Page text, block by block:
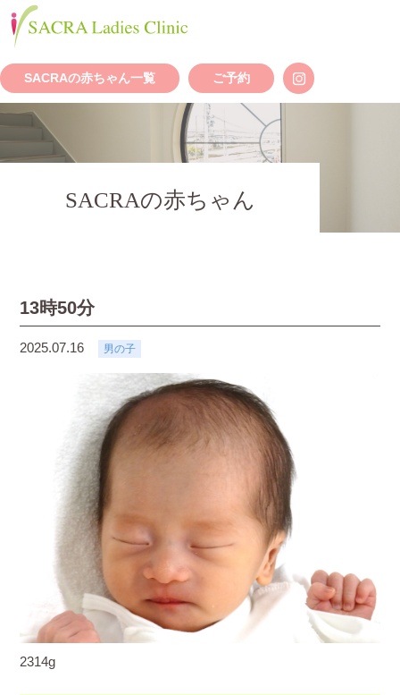
SACRAの赤ちゃん一覧 ご予約
SACRAの赤ちゃん
13時50分
2025.07.16 男の子
2314g